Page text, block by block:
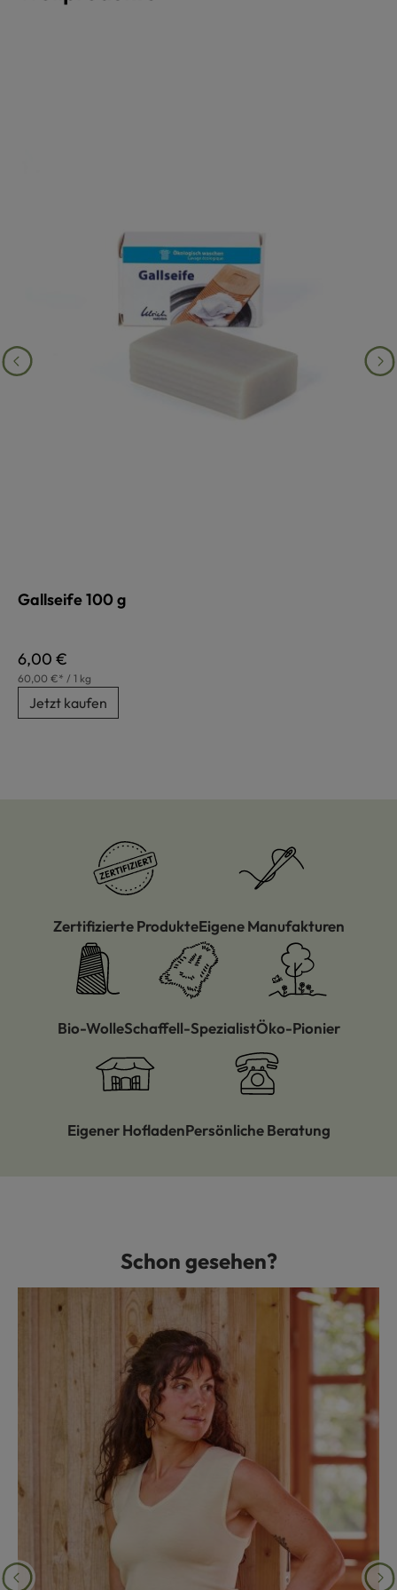
Gallseife 100 g
Regulärer Preis:
6,00 €
60,00 €* / 1 kg
Jetzt kaufen
Zertifizierte ProdukteEigene Manufakturen
Bio-WolleSchaffell-SpezialistÖko-Pionier
Eigener HofladenPersönliche Beratung
Produktgalerie überspringenSchon gesehen?